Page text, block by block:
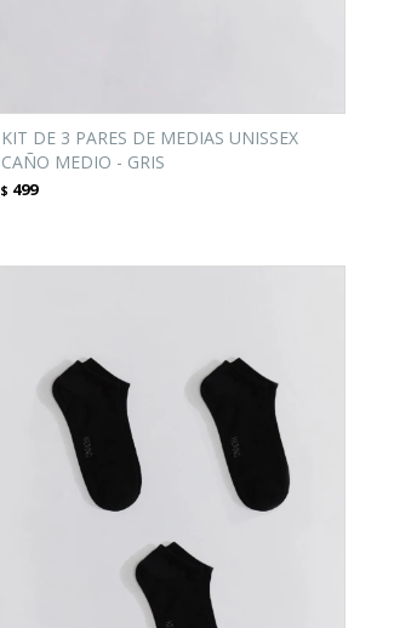
KIT DE 3 PARES DE MEDIAS UNISSEX
CAÑO MEDIO - GRIS
$ 499